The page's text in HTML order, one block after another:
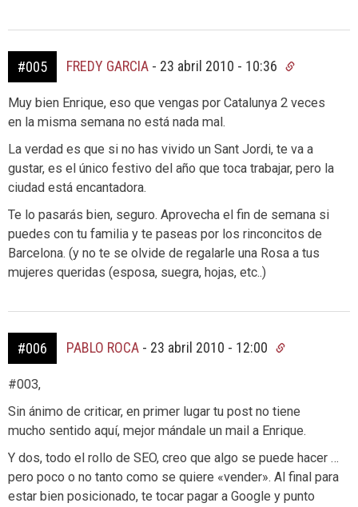
#005 FREDY GARCIA - 23 abril 2010 - 10:36
Muy bien Enrique, eso que vengas por Catalunya 2 veces
en la misma semana no está nada mal.
La verdad es que si no has vivido un Sant Jordi, te va a
gustar, es el único festivo del año que toca trabajar, pero la
ciudad está encantadora.
Te lo pasarás bien, seguro. Aprovecha el fin de semana si
puedes con tu familia y te paseas por los rinconcitos de
Barcelona. (y no te se olvide de regalarle una Rosa a tus
mujeres queridas (esposa, suegra, hojas, etc..)
#006 PABLO ROCA - 23 abril 2010 - 12:00
#003,
Sin ánimo de criticar, en primer lugar tu post no tiene
mucho sentido aquí, mejor mándale un mail a Enrique.
Y dos, todo el rollo de SEO, creo que algo se puede hacer …
pero poco o no tanto como se quiere «vender». Al final para
estar bien posicionado, te tocar pagar a Google y punto